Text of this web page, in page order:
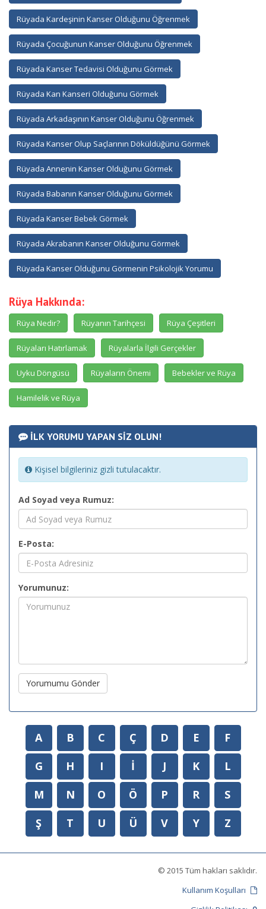
Rüyada Kardeşinin Kanser Olduğunu Öğrenmek
Rüyada Çocuğunun Kanser Olduğunu Öğrenmek
Rüyada Kanser Tedavisi Olduğunu Görmek
Rüyada Kan Kanseri Olduğunu Görmek
Rüyada Arkadaşının Kanser Olduğunu Öğrenmek
Rüyada Kanser Olup Saçlarının Döküldüğünü Görmek
Rüyada Annenin Kanser Olduğunu Görmek
Rüyada Babanın Kanser Olduğunu Görmek
Rüyada Kanser Bebek Görmek
Rüyada Akrabanın Kanser Olduğunu Görmek
Rüyada Kanser Olduğunu Görmenin Psikolojik Yorumu
Rüya Hakkında:
Rüya Nedir? Rüyanın Tarihçesi Rüya Çeşitleri
Rüyaları Hatırlamak Rüyalarla İlgili Gerçekler
Uyku Döngüsü Rüyaların Önemi Bebekler ve Rüya
Hamilelik ve Rüya
İLK YORUMU YAPAN SİZ OLUN!
Kişisel bilgileriniz gizli tutulacaktır.
Ad Soyad veya Rumuz:
E-Posta:
Yorumunuz:
Yorumumu Gönder
A B C Ç D E
F
G
H I İ J K
L
M
N O Ö P R
S
Ş
T U Ü V Y Z
© 2015 Tüm hakları saklıdır.
Kullanım Koşulları